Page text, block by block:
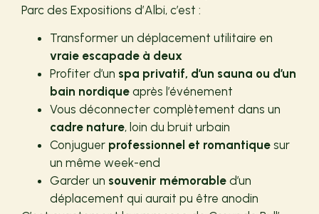
Parc des Expositions d’Albi, c’est :
Transformer un déplacement utilitaire en
vraie escapade à deux
Profiter d’un spa privatif, d’un sauna ou d’un
bain nordique après l’événement
Vous déconnecter complètement dans un
cadre nature, loin du bruit urbain
Conjuguer professionnel et romantique sur
un même week-end
Garder un souvenir mémorable d’un
déplacement qui aurait pu être anodin